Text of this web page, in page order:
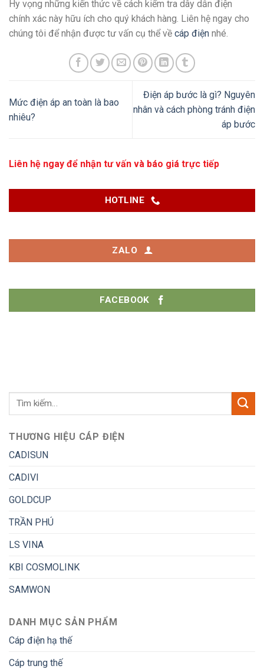
Hy vọng những kiến thức về cách kiểm tra dây dẫn điện
chính xác này hữu ích cho quý khách hàng. Liên hệ ngay cho
chúng tôi để nhận được tư vấn cụ thể về cáp điện nhé.
Mức điện áp an toàn là bao
nhiêu?
Điện áp bước là gì? Nguyên
nhân và cách phòng tránh điện
áp bước
Liên hệ ngay để nhận tư vấn và báo giá trực tiếp
HOTLINE
ZALO
FACEBOOK
THƯƠNG HIỆU CÁP ĐIỆN
CADISUN
CADIVI
GOLDCUP
TRẦN PHÚ
LS VINA
KBI COSMOLINK
SAMWON
DANH MỤC SẢN PHẨM
Cáp điện hạ thế
Cáp trung thế